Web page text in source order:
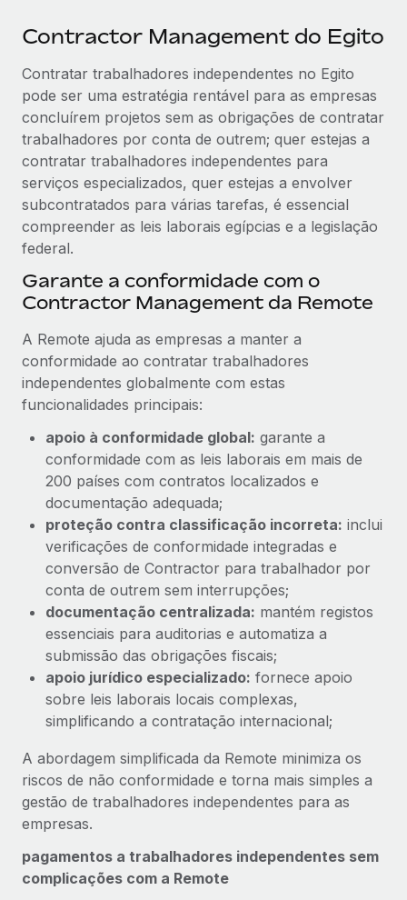
Contractor Management do Egito
Contratar trabalhadores independentes no Egito
pode ser uma estratégia rentável para as empresas
concluírem projetos sem as obrigações de contratar
trabalhadores por conta de outrem; quer estejas a
contratar trabalhadores independentes para
serviços especializados, quer estejas a envolver
subcontratados para várias tarefas, é essencial
compreender as leis laborais egípcias e a legislação
federal.
Garante a conformidade com o
Contractor Management da Remote
A Remote ajuda as empresas a manter a
conformidade ao contratar trabalhadores
independentes globalmente com estas
funcionalidades principais:
apoio à conformidade global: garante a
conformidade com as leis laborais em mais de
200 países com contratos localizados e
documentação adequada;
proteção contra classificação incorreta: inclui
verificações de conformidade integradas e
conversão de Contractor para trabalhador por
conta de outrem sem interrupções;
documentação centralizada: mantém registos
essenciais para auditorias e automatiza a
submissão das obrigações fiscais;
apoio jurídico especializado: fornece apoio
sobre leis laborais locais complexas,
simplificando a contratação internacional;
A abordagem simplificada da Remote minimiza os
riscos de não conformidade e torna mais simples a
gestão de trabalhadores independentes para as
empresas.
pagamentos a trabalhadores independentes sem
complicações com a Remote